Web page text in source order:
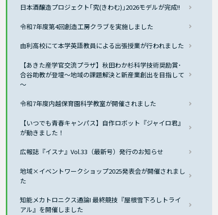
日本酒醸造プロジェクト｢究(きわむ)｣2026モデルが完成!!
令和7年度第4回創造工房クラブを実施しました
由利高校にて本学英語教員による出張授業が行われました
【あきた産学官交流プラザ】秋田わか杉科学技術奨励賞･
合谷助教が登壇～地域の課題解決と新産業創出を目指して
～
令和7年度内越保育園科学教室が開催されました
【いつでも青春キャンパス】自作ロボット『ジャイロ君』
が動きました！
広報誌『イスナ』Vol.33（最新号）発行のお知らせ
地域×イベントワークショップ2025発表会が開催されまし
た
知能メカトロニクス通論I 最終競技『屋根雪下ろしトライ
アル』を開催しました